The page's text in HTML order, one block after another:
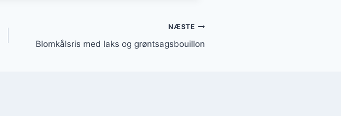
NÆSTE
Blomkålsris med laks og grøntsagsbouillon